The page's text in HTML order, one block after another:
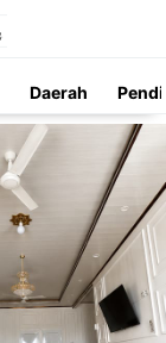
Daerah
Nasional